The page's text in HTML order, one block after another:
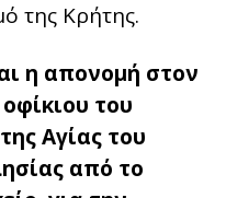
της Κρήτης.
η απονομή στον
του
Αγίας του
από το